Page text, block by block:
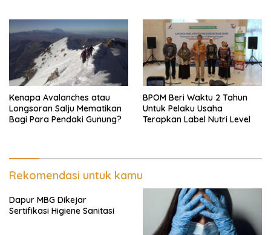
Kenapa Avalanches atau
Longsoran Salju Mematikan
Bagi Para Pendaki Gunung?
BPOM Beri Waktu 2 Tahun
Untuk Pelaku Usaha
Terapkan Label Nutri Level
Rekomendasi untuk kamu
Dapur MBG Dikejar
Sertifikasi Higiene Sanitasi